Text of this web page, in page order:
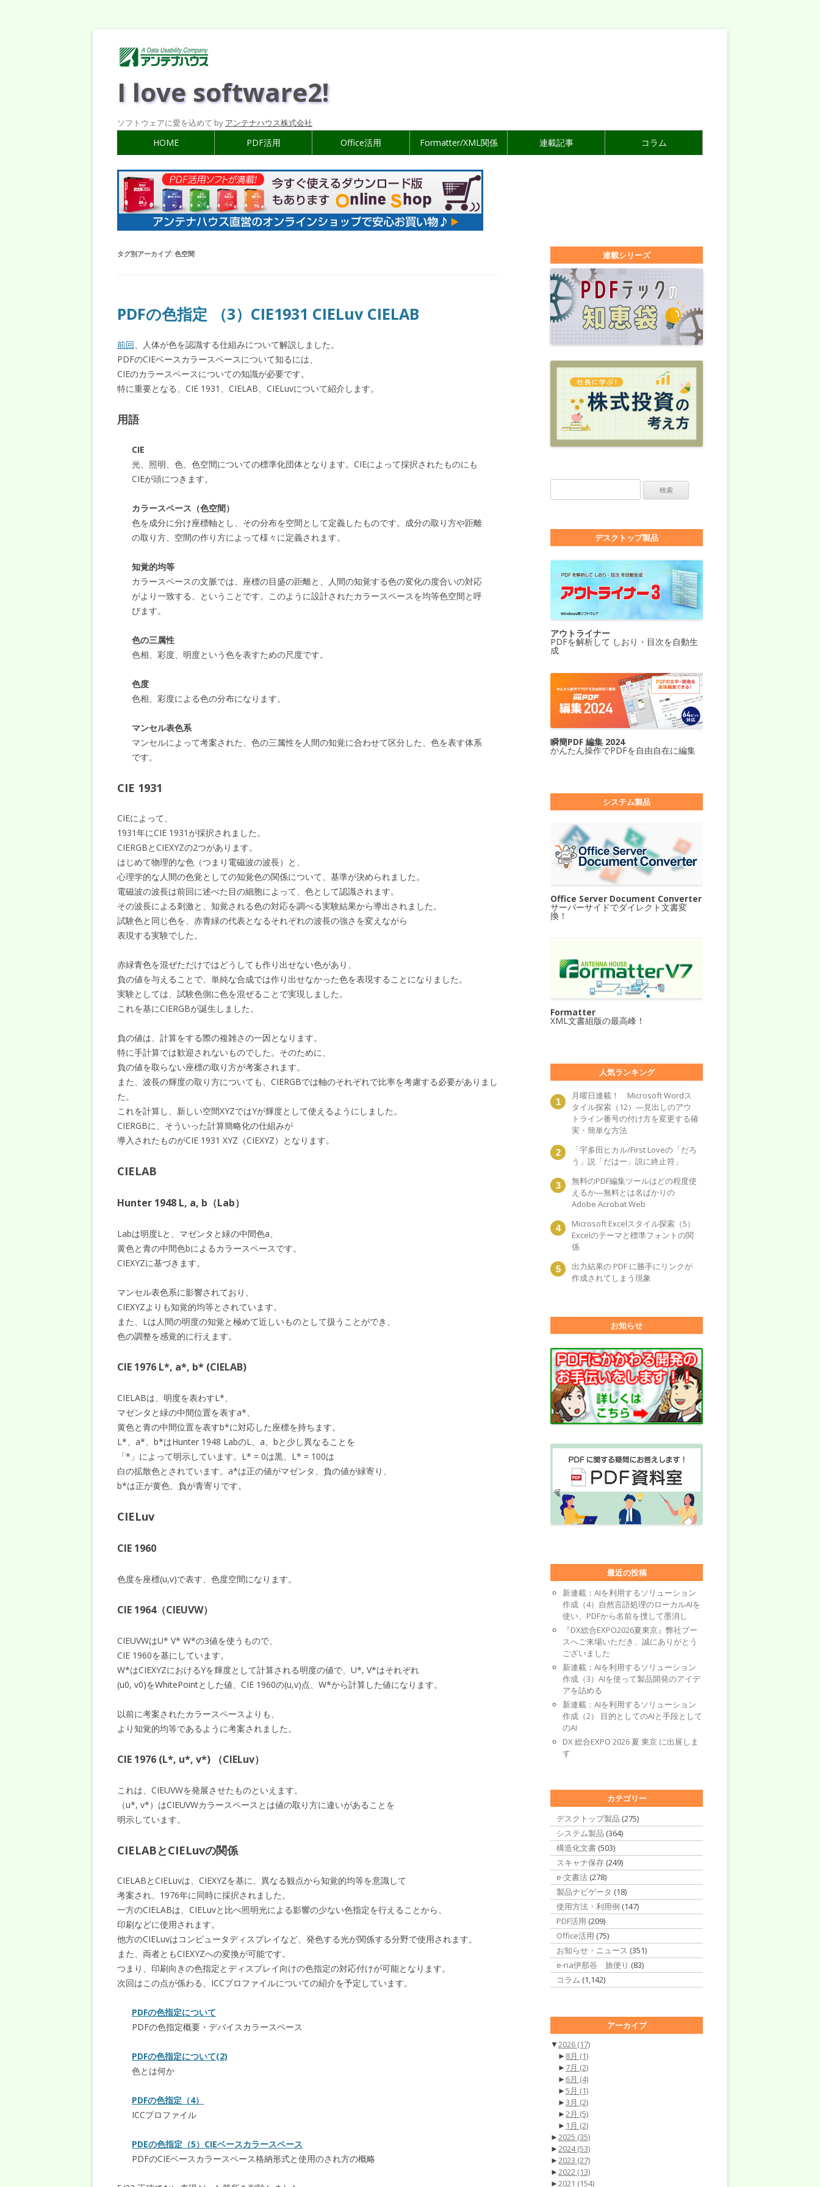
I love software2!
ソフトウェアに愛を込めて by アンテナハウス株式会社
HOME PDF活用 Office活用 Formatter/XML関係 連載記事 コラム
タグ別アーカイブ: 色空間
PDFの色指定 （3）CIE1931 CIELuv CIELAB
前回、人体が色を認識する仕組みについて解説しました。
PDFのCIEベースカラースペースについて知るには、
CIEのカラースペースについての知識が必要です。
特に重要となる、CIE 1931、CIELAB、CIELuvについて紹介します。
用語
CIE
光、照明、色、色空間についての標準化団体となります。CIEによって採択されたものにも
CIEが頭につきます。
カラースペース（色空間）
色を成分に分け座標軸とし、その分布を空間として定義したものです。成分の取り方や距離
の取り方、空間の作り方によって様々に定義されます。
知覚的均等
カラースペースの文脈では、座標の目盛の距離と、人間の知覚する色の変化の度合いの対応
がより一致する、ということです。このように設計されたカラースペースを均等色空間と呼
びます。
色の三属性
色相、彩度、明度という色を表すための尺度です。
色度
色相、彩度による色の分布になります。
マンセル表色系
マンセルによって考案された、色の三属性を人間の知覚に合わせて区分した、色を表す体系
です。
CIE 1931
CIEによって、
1931年にCIE 1931が採択されました。
CIERGBとCIEXYZの2つがあります。
はじめて物理的な色（つまり電磁波の波長）と、
心理学的な人間の色覚としての知覚色の関係について、基準が決められました。
電磁波の波長は前回に述べた目の細胞によって、色として認識されます。
その波長による刺激と、知覚される色の対応を調べる実験結果から導出されました。
試験色と同じ色を、赤青緑の代表となるそれぞれの波長の強さを変えながら
表現する実験でした。
赤緑青色を混ぜただけではどうしても作り出せない色があり、
負の値を与えることで、単純な合成では作り出せなかった色を表現することになりました。
実験としては、試験色側に色を混ぜることで実現しました。
これを基にCIERGBが誕生しました。
負の値は、計算をする際の複雑さの一因となります。
特に手計算では歓迎されないものでした。そのために、
負の値を取らない座標の取り方が考案されます。
また、波長の輝度の取り方についても、CIERGBでは軸のそれぞれで比率を考慮する必要がありまし
た。
これを計算し、新しい空間XYZではYが輝度として使えるようにしました。
CIERGBに、そういった計算簡略化の仕組みが
導入されたものがCIE 1931 XYZ（CIEXYZ）となります。
CIELAB
Hunter 1948 L, a, b（Lab）
Labは明度Lと、マゼンタと緑の中間色a、
黄色と青の中間色bによるカラースペースです。
CIEXYZに基づきます。
マンセル表色系に影響されており、
CIEXYZよりも知覚的均等とされています。
また、Lは人間の明度の知覚と極めて近しいものとして扱うことができ、
色の調整を感覚的に行えます。
CIE 1976 L*, a*, b* (CIELAB)
CIELABは、明度を表わすL*、
マゼンタと緑の中間位置を表すa*、
黄色と青の中間位置を表すb*に対応した座標を持ちます。
L*、a*、b*はHunter 1948 LabのL、a、bと少し異なることを
「*」によって明示しています。L* = 0は黒、L* = 100は
白の拡散色とされています。a*は正の値がマゼンタ、負の値が緑寄り、
b*は正が黄色、負が青寄りです。
CIELuv
CIE 1960
色度を座標(u,v)で表す、色度空間になります。
CIE 1964（CIEUVW）
CIEUVWはU* V* W*の3値を使うもので、
CIE 1960を基にしています。
W*はCIEXYZにおけるYを輝度として計算される明度の値で、U*, V*はそれぞれ
(u0, v0)をWhitePointとした値、CIE 1960の(u,v)点、W*から計算した値になります。
以前に考案されたカラースペースよりも、
より知覚的均等であるように考案されました。
CIE 1976 (L*, u*, v*) （CIELuv）
これは、CIEUVWを発展させたものといえます。
（u*, v*）はCIEUVWカラースペースとは値の取り方に違いがあることを
明示しています。
CIELABとCIELuvの関係
CIELABとCIELuvは、CIEXYZを基に、異なる観点から知覚的均等を意識して
考案され、1976年に同時に採択されました。
一方のCIELABは、CIELuvと比べ照明光による影響の少ない色指定を行えることから、
印刷などに使用されます。
他方のCIELuvはコンピュータディスプレイなど、発色する光が関係する分野で使用されます。
また、両者ともCIEXYZへの変換が可能です。
つまり、印刷向きの色指定とディスプレイ向けの色指定の対応付けが可能となります。
次回はこの点が係わる、ICCプロファイルについての紹介を予定しています。
PDFの色指定について
PDFの色指定概要・デバイスカラースペース
PDFの色指定について(2)
色とは何か
PDFの色指定（4）
ICCプロファイル
PDEの色指定（5）CIEベースカラースペース
PDFのCIEベースカラースペース格納形式と使用のされ方の概略
連載シリーズ
デスクトップ製品
アウトライナー
PDFを解析して しおり・目次を自動生
成
瞬簡PDF 編集 2024
かんたん操作でPDFを自由自在に編集
システム製品
Office Server Document Converter
サーバーサイドでダイレクト文書変
換！
Formatter
XML文書組版の最高峰！
人気ランキング
月曜日連載！ Microsoft Wordス
タイル探索（12）―見出しのアウ
トライン番号の付け方を変更する確
実・簡単な方法
「宇多田ヒカル/First Loveの「だろ
う」説「だはー」説に終止符」
無料のPDF編集ツールはどの程度使
えるか―無料とは名ばかりの
Adobe Acrobat Web
Microsoft Excelスタイル探索（5）
Excelのテーマと標準フォントの関
係
出力結果の PDF に勝手にリンクが
作成されてしまう現象
お知らせ
最近の投稿
新連載：AIを利用するソリューション
作成（4）自然言語処理のローカルAIを
使い、PDFから名前を捜して墨消し
『DX総合EXPO2026夏東京』弊社ブー
スへご来場いただき、誠にありがとう
ございました
新連載：AIを利用するソリューション
作成（3）AIを使って製品開発のアイデ
アを詰める
新連載：AIを利用するソリューション
作成（2） 目的としてのAIと手段として
のAI
DX 総合EXPO 2026 夏 東京 に出展しま
す
カテゴリー
デスクトップ製品 (275)
システム製品 (364)
構造化文書 (503)
スキャナ保存 (249)
e-文書法 (278)
製品ナビゲータ (18)
使用方法・利用例 (147)
PDF活用 (209)
Office活用 (75)
お知らせ・ニュース (351)
e-na伊那谷 旅便り (83)
コラム (1,142)
アーカイブ
▼2026 (17)
► 8月 (1)
► 7月 (2)
► 6月 (4)
►5月 (1)
►3月 (2)
►2月 (5)
► 1月 (2)
►2025 (35)
►2024(53)
►2023 (27)
►2022 (13)
►2021 (154)